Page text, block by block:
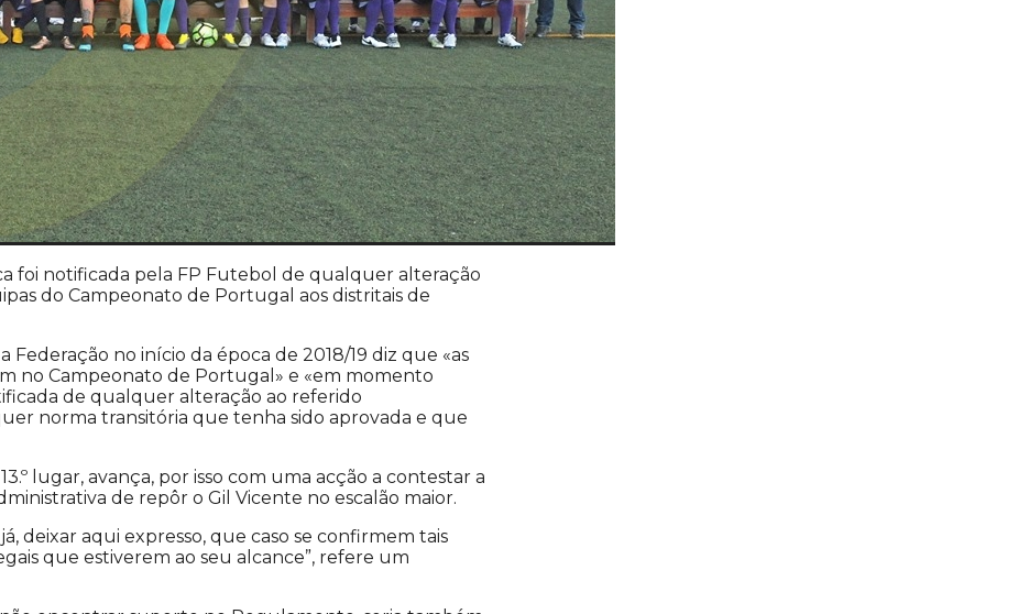
foi notificada pela FP Futebol de qualquer alteração
do Campeonato de Portugal aos distritais de
no início da época de 2018/19 diz que «as
no Campeonato de Portugal» e «em momento
de qualquer alteração ao referido
norma transitória que tenha sido aprovada e que
lugar, avança, por isso com uma acção a contestar a
de repôr o Gil Vicente no escalão maior.
deixar aqui expresso, que caso se confirmem tais
que estiverem ao seu alcance”, refere um